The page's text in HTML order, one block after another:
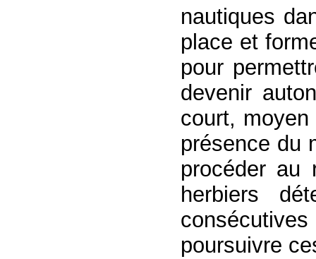
nautiques
place et
pour
devenir
court,
présence du
procéder au
herbiers
poursuivre